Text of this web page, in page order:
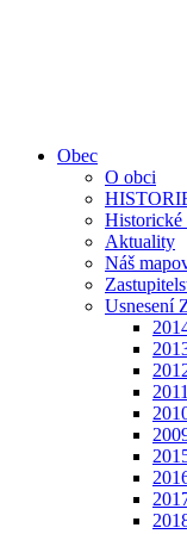
Obec
O obci
Historické
Aktuality
Náš
Usnesení
2011